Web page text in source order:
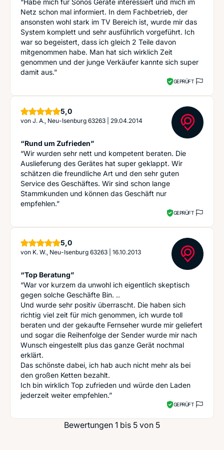
“Habe mich für Sonos Geräte interessiert und mich im
Netz schon mal informiert. In dem Fachbetrieb, der
ansonsten wohl stark im TV Bereich ist, wurde mir das
System komplett und sehr ausführlich vorgeführt. Ich
war so begeistert, dass ich gleich 2 Teile davon
mitgenommen habe. Man hat sich wirklich Zeit
genommen und der junge Verkäufer kannte sich super
damit aus.”
GEPRÜFT
5,0Sterne
von J. A., Neu-Isenburg 63263 29.04.2014
“Rund um Zufrieden”
“Wir wurden sehr nett und kompetent beraten. Die
Auslieferung des Gerätes hat super geklappt. Wir
schätzen die freundliche Art und den sehr guten
Service des Geschäftes. Wir sind schon lange
Stammkunden und können das Geschäft nur
empfehlen.”
GEPRÜFT
5,0Sterne
von K. W., Neu-Isenburg 63263 16.10.2013
“Top Beratung”
“War vor kurzem da unwohl ich eigentlich skeptisch
gegen solche Geschäfte Bin. ..
Und wurde sehr positiv überrascht. Die haben sich
richtig viel zeit für mich genommen, ich wurde toll
beraten und der gekaufte Fernseher wurde mir geliefert
und sogar die Reihenfolge der Sender wurde mir nach
Wunsch eingestellt plus das ganze Gerät nochmal
erklärt.
Das schönste dabei, ich hab auch nicht mehr als bei
den großen Ketten bezahlt.
Ich bin wirklich Top zufrieden und würde den Laden
jederzeit weiter empfehlen.”
GEPRÜFT
Bewertungen 1 bis 5 von 5